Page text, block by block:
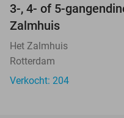
3-, 4- of 5-
Zalmhuis
Het Zalmhuis
Rotterdam
Verkocht: 204